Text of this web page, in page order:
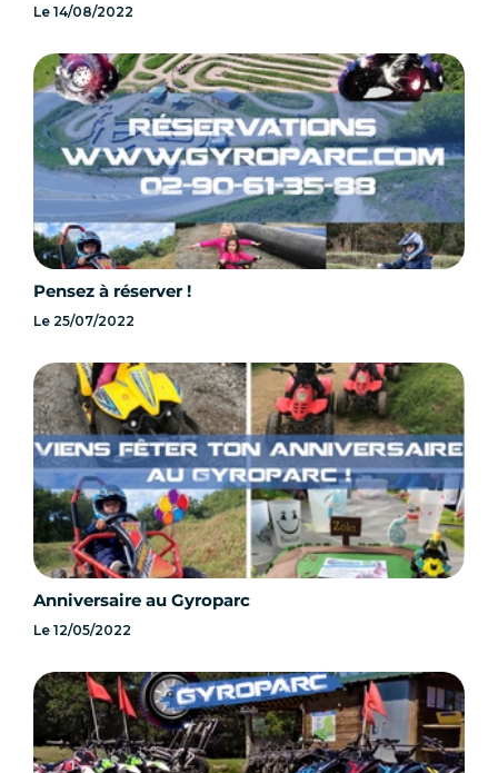
Le 14/08/2022
Pensez à réserver !
Le 25/07/2022
Anniversaire au Gyroparc
Le 12/05/2022